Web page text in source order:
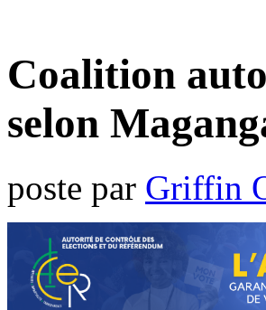
Coalition
selon
poste par Griffin